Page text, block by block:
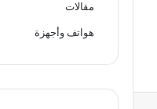
مقالات
هواتف وأجهزة